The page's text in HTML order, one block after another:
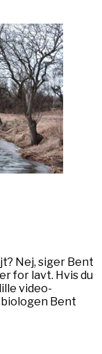
Nej, siger Bent
for lavt. Hvis du
video-
Bent